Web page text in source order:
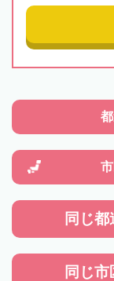
同じ
同じ